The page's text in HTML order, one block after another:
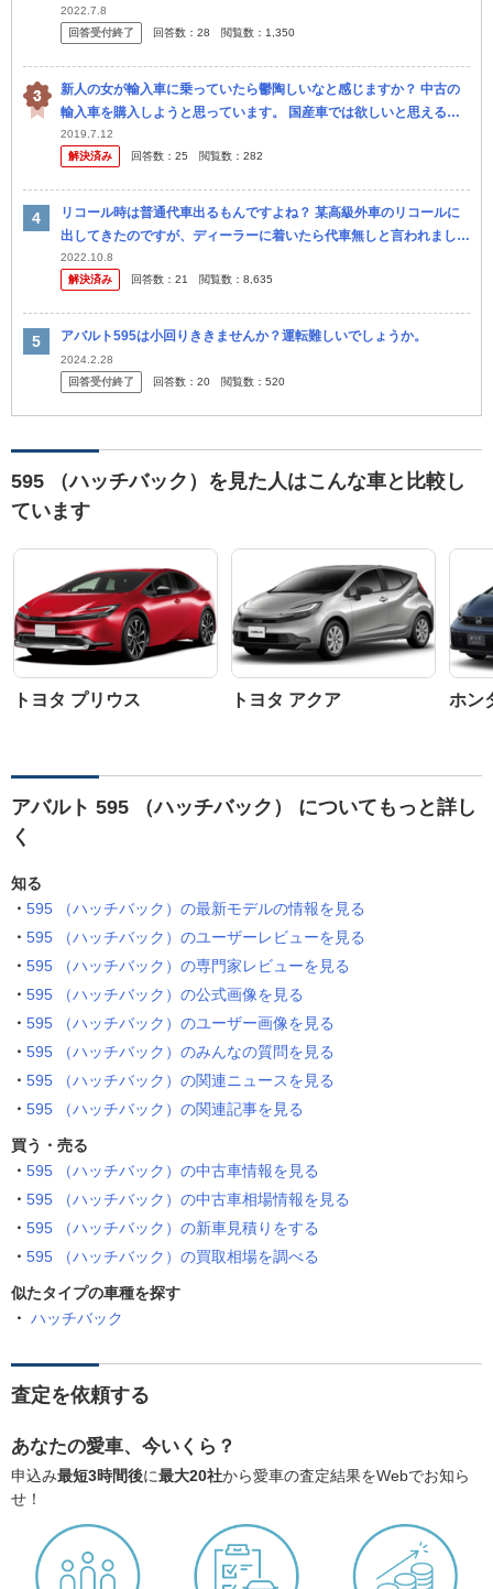
す。 予算は特にありません。 今候補にあるのは ・ダイハ...
2022.7.8
回答受付終了
回答数： 28 閲覧数： 1,350
新人の女が輸入車に乗っていたら鬱陶しいなと感じますか？ 中古の
輸入車を購入しようと思っています。 国産車では欲しいと思える車
がありません。 プジョー308、Audi A1 スポーツバック、ア...
2019.7.12
解決済み
回答数： 25 閲覧数： 282
リコール時は普通代車出るもんですよね？ 某高級外車のリコールに
出してきたのですが、ディーラーに着いたら代車無しと言われまし
た。 他の店で買った中古車ではありますが、電話予約時にも代車に
関して何も...
2022.10.8
解決済み
回答数： 21 閲覧数： 8,635
アバルト595は小回りききませんか？運転難しいでしょうか。
2024.2.28
回答受付終了
回答数： 20 閲覧数： 520
595 （ハッチバック）を見た人はこんな車と比較し
ています
トヨタ プリウス トヨタ アクア ホン
アバルト 595 （ハッチバック） についてもっと詳し
く
知る
595 （ハッチバック）の最新モデルの情報を見る
595 （ハッチバック）のユーザーレビューを見る
595 （ハッチバック）の専門家レビューを見る
595 （ハッチバック）の公式画像を見る
595 （ハッチバック）のユーザー画像を見る
595 （ハッチバック）のみんなの質問を見る
595 （ハッチバック）の関連ニュースを見る
595 （ハッチバック）の関連記事を見る
買う・売る
595 （ハッチバック）の中古車情報を見る
595 （ハッチバック）の中古車相場情報を見る
595 （ハッチバック）の新車見積りをする
595 （ハッチバック）の買取相場を調べる
似たタイプの車種を探す
ハッチバック
査定を依頼する
あなたの愛車、今いくら？
申込み最短3時間後に最大20社から愛車の査定結果をWebでお知ら
せ！